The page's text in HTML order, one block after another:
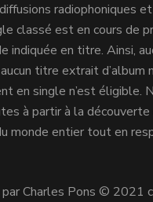
radiophoniques
classé est en cours de
indiquée en titre. Ainsi,
titre extrait d’album
en single n’est éligible.
à partir à la
monde entier tout en
Charles Pons © 2021